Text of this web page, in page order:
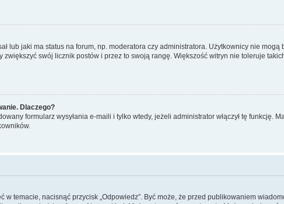
lub jaki ma status na forum, np. moderatora czy administratora. Użytkownicy nie
swój licznik postów i przez to swoją rangę. Większość witryn nie toleruje
Dlaczego?
formularz wysyłania e-maili i tylko wtedy, jeżeli administrator włączył tę funkcję.
temacie, nacisnąć przycisk „Odpowiedz”. Być może, że przed publikowaniem